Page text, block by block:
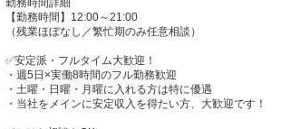
【勤務時間】12:00～21:00
（残業ほぼなし／繁忙期のみ任意相談）
✅安定派・フルタイム大歓迎！
・週5日×実働8時間のフル勤務歓迎
・土曜・日曜・月曜に入れる方は特に優遇
・当社をメインに安定収入を得たい方、大歓迎です！